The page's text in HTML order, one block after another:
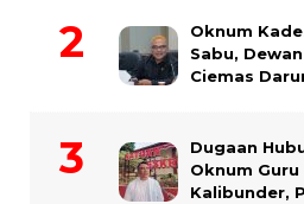
Oknum
Sabu,
Ciemas
Dugaan
Oknum
Kalibunder,